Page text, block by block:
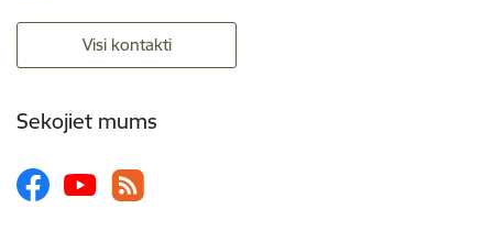
Visi kontakti
Sekojiet mums